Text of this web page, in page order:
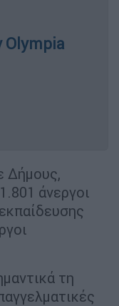
Olympia
Δήμους,
άνεργοι
τη